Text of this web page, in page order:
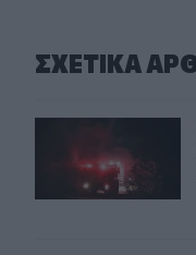
ΣΧΕΤΙΚA
Σητεία: Ένα